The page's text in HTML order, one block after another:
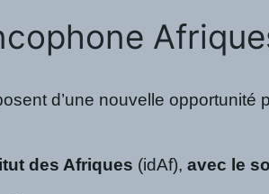
d’une nouvelle
des Afriques (idAf),avec le